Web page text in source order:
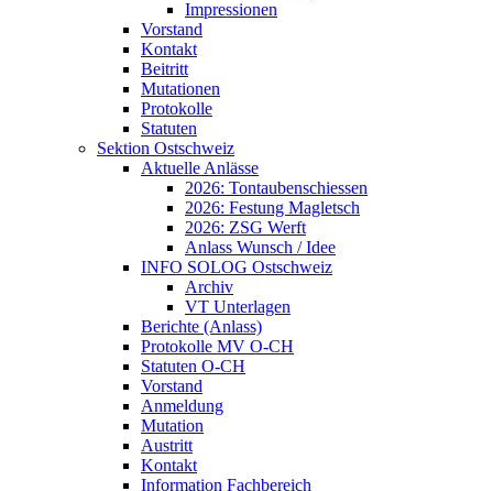
Impressionen
Vorstand
Kontakt
Beitritt
Mutationen
Protokolle
Statuten
Sektion Ostschweiz
Aktuelle Anlässe
2026: Tontaubenschiessen
2026: Festung Magletsch
2026: ZSG Werft
Anlass Wunsch / Idee
INFO SOLOG Ostschweiz
Archiv
VT Unterlagen
Berichte (Anlass)
Protokolle MV O-CH
Statuten O-CH
Vorstand
Anmeldung
Mutation
Austritt
Kontakt
Information Fachbereich